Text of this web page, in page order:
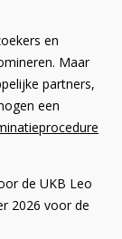
en
Maar
partners,
een
de UKB Leo
2026 voor de